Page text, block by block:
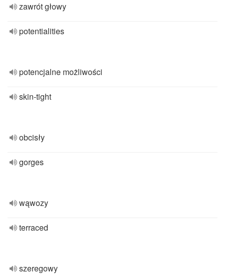
zawrót głowy
potentialities
potencjalne możliwości
skin-tight
obcisły
gorges
wąwozy
terraced
szeregowy